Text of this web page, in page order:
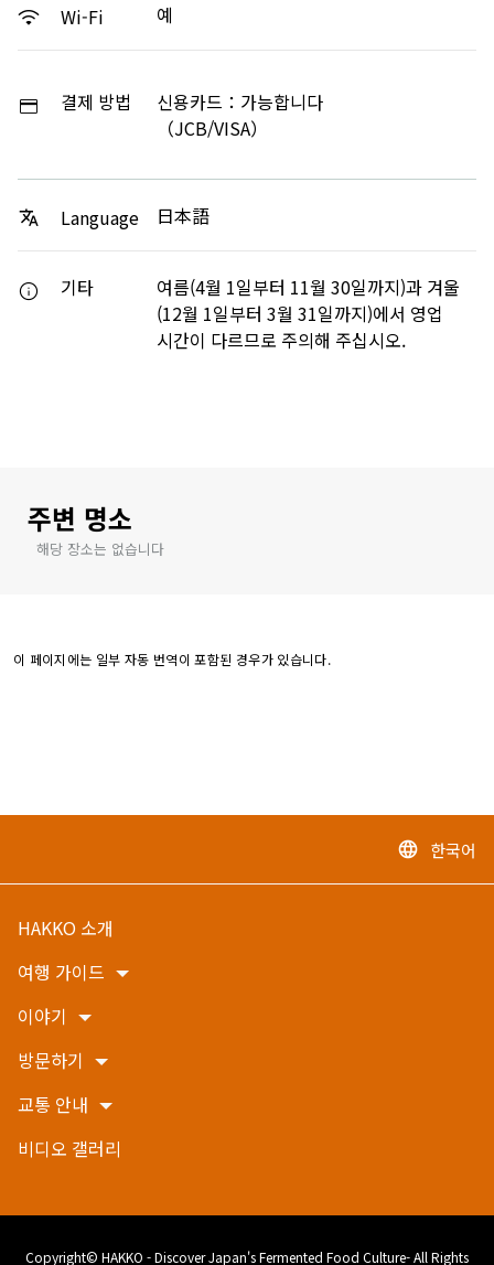
Wi-Fi 예
결제 방법
신용카드：가능합니다
（JCB/VISA）
Language 日本語
기타
여름(4월 1일부터 11월 30일까지)과 겨울
(12월 1일부터 3월 31일까지)에서 영업
시간이 다르므로 주의해 주십시오.
주변 명소
해당 장소는 없습니다
이 페이지에는 일부 자동 번역이 포함된 경우가 있습니다.
language 한국어
HAKKO 소개
여행 가이드
이야기
방문하기
교통 안내
비디오 갤러리
Copyright© HAKKO - Discover Japan's Fermented Food Culture- All Rights